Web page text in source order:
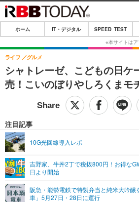
ホーム
IT・デジタル
IT・デジタルTOP
ショッピング
SPEED TEST
エンタメTOP
グラビア
ショッピング
ライフTOP
その他
リリース一覧
プッシュ通知の停止方法
ホーム IT・デジタル SPEED TEST
シャトレーゼ、こどもの日ケ
売！こいのぼりやしろくまモ
ライフ グルメ
注目記事
10G光回線導入レポ
吉野家、牛丼2丁で税抜800円！お得な
日より開始
阪急・能勢電鉄で特製弁当と純米大吟
車」5月27日・28日に運行